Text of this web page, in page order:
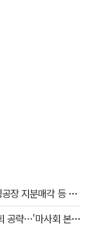
블룸버그 "SK하이닉스, 中 패키징공장 지분매각 등 검토"
김병삼 경북 영천시장, 이번엔 국회 공략…'마사회 본사 이전·광역교통망 확충' 요청